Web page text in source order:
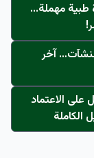
طبية مهملة...
آخر
على الاعتماد